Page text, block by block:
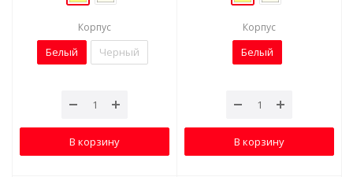
Корпус
Белый Черный
В корзину
Корпус
Белый
В корзину